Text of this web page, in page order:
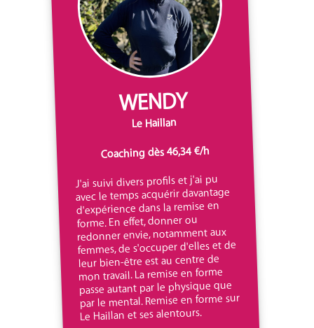
WENDY
Le Haillan
Coaching dès 46,34 €/h
J'ai suivi divers profils et j'ai pu
avec le temps acquérir davantage
d'expérience dans la remise en
forme. En effet, donner ou
redonner envie, notamment aux
femmes, de s'occuper d'elles et de
leur bien-être est au centre de
mon travail. La remise en forme
passe autant par le physique que
par le mental. Remise en forme sur
Le Haillan et ses alentours.